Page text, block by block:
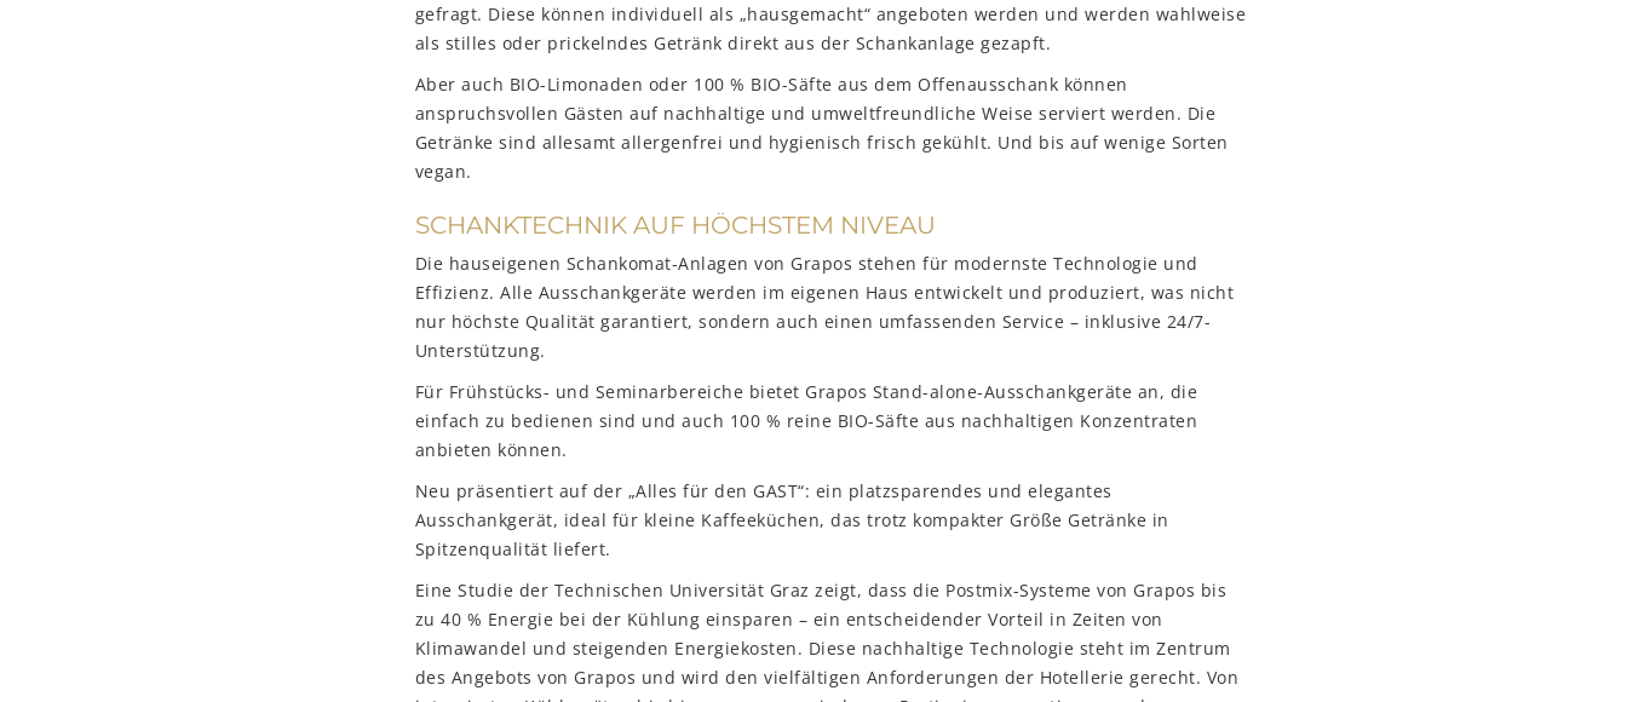
gefragt. Diese können individuell als „hausgemacht“ angeboten werden und werden wahlweise
als stilles oder prickelndes Getränk direkt aus der Schankanlage gezapft.
Aber auch BIO-Limonaden oder 100 % BIO-Säfte aus dem Offenausschank können
anspruchsvollen Gästen auf nachhaltige und umweltfreundliche Weise serviert werden. Die
Getränke sind allesamt allergenfrei und hygienisch frisch gekühlt. Und bis auf wenige Sorten
vegan.
SCHANKTECHNIK AUF HÖCHSTEM NIVEAU
Die hauseigenen Schankomat-Anlagen von Grapos stehen für modernste Technologie und
Effizienz. Alle Ausschankgeräte werden im eigenen Haus entwickelt und produziert, was nicht
nur höchste Qualität garantiert, sondern auch einen umfassenden Service – inklusive 24/7-
Unterstützung.
Für Frühstücks- und Seminarbereiche bietet Grapos Stand-alone-Ausschankgeräte an, die
einfach zu bedienen sind und auch 100 % reine BIO-Säfte aus nachhaltigen Konzentraten
anbieten können.
Neu präsentiert auf der „Alles für den GAST“: ein platzsparendes und elegantes
Ausschankgerät, ideal für kleine Kaffeeküchen, das trotz kompakter Größe Getränke in
Spitzenqualität liefert.
Eine Studie der Technischen Universität Graz zeigt, dass die Postmix-Systeme von Grapos bis
zu 40 % Energie bei der Kühlung einsparen – ein entscheidender Vorteil in Zeiten von
Klimawandel und steigenden Energiekosten. Diese nachhaltige Technologie steht im Zentrum
des Angebots von Grapos und wird den vielfältigen Anforderungen der Hotellerie gerecht. Von